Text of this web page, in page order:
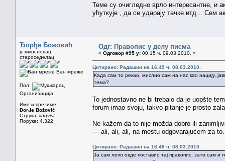
Теме су очигледно врло интересантне, и
ућуткује , да се ударају тачке итд... Сем
Ђорђе Божовић
језикословац
староседелац
Ван мреже
Пол:
Организација:
Име и презиме:
Đorđe Božović
Струка: lingvist
Поруке: 4.322
Одг: Правопис у делу писма
« Одговор #95 у: 00.15 ч. 09.03.2010. »
Цитирано: Радашин на 16.49 ч. 08.03.2010.
Када сам то рекао, мислио сам на нас као нацију,
тема?
To jednostavno ne bi trebalo da je uopšte
forum imao svoju, takvo pitanje je prosto
Ne kažem da to nije možda dobro ili
— ali, ali, ali, na mestu odgovarajućem za
Цитирано: Радашин на 16.49 ч. 08.03.2010.
Ја сам лепо овде поставио тај правопис, зато сам и